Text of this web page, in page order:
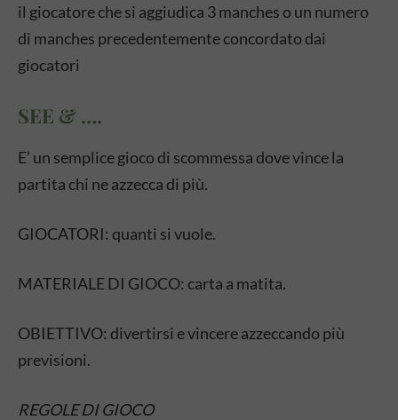
il giocatore che si aggiudica 3 manches o un numero
di manches precedentemente concordato dai
giocatori
SEE & ….
E’ un semplice gioco di scommessa dove vince la
partita chi ne azzecca di più.
GIOCATORI: quanti si vuole.
MATERIALE DI GIOCO: carta a matita.
OBIETTIVO: divertirsi e vincere azzeccando più
previsioni.
REGOLE DI GIOCO